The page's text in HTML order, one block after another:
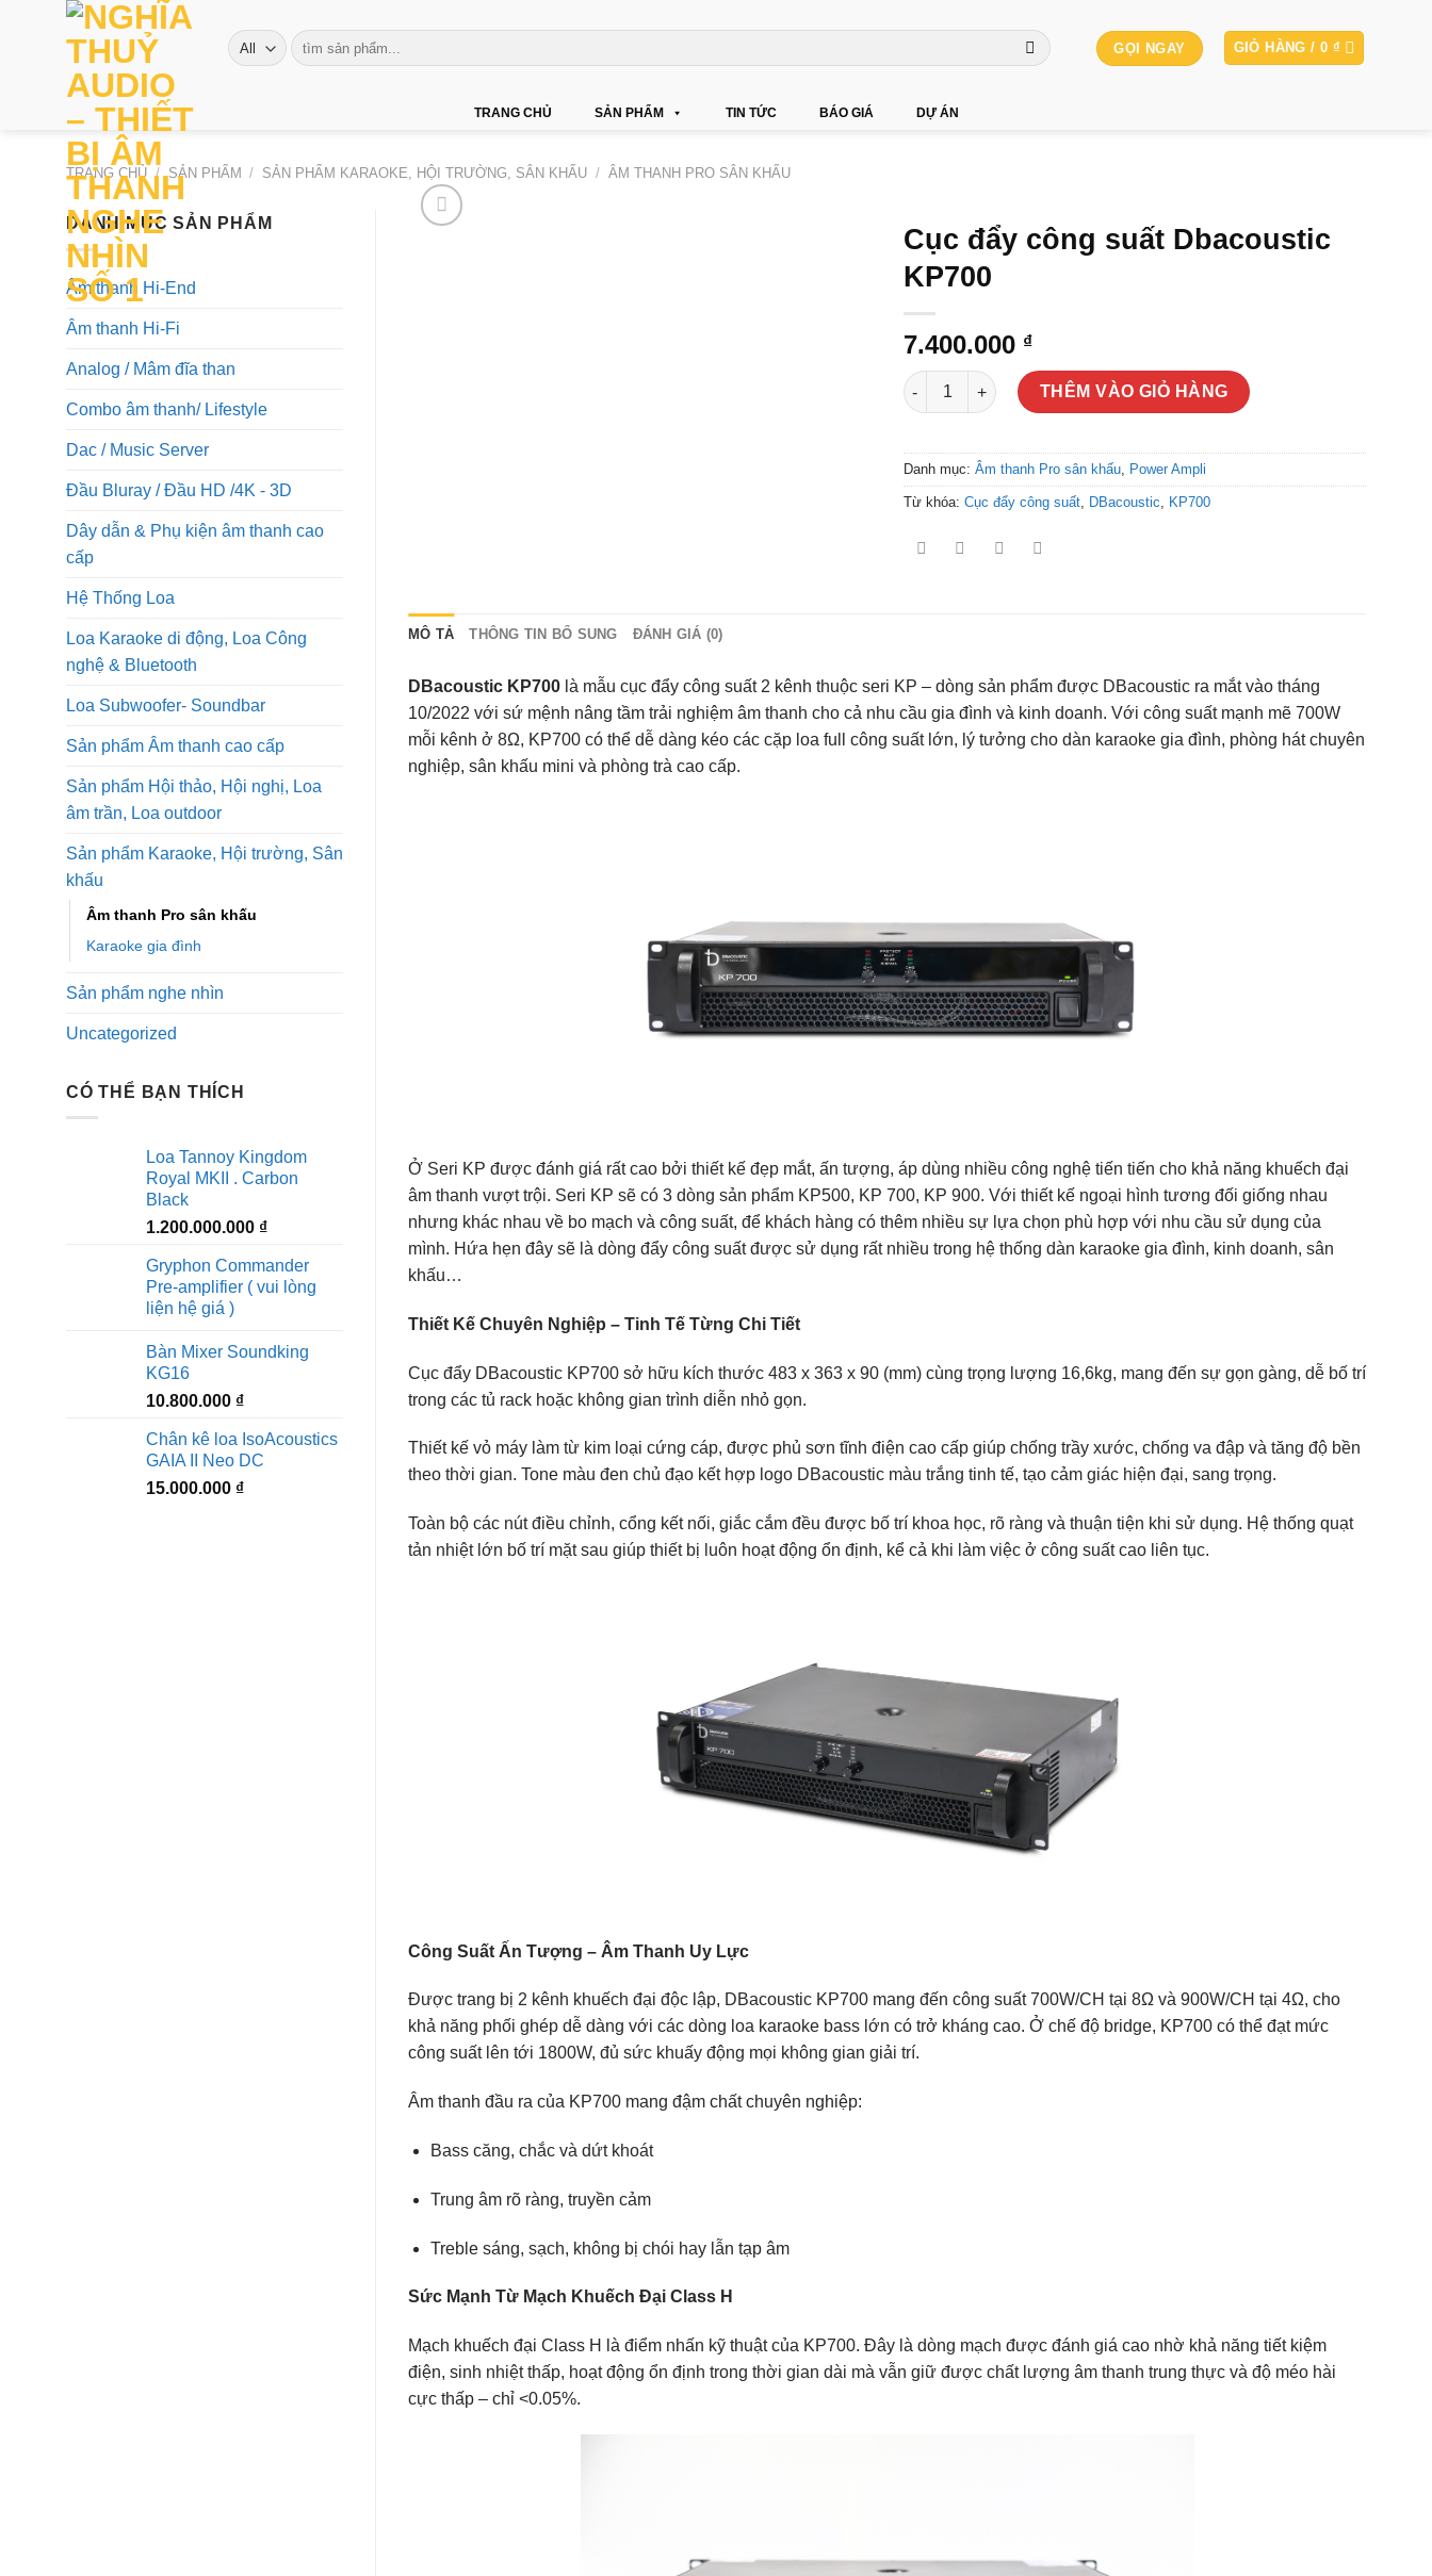
Tìm
kiếm:
GỌI NGAY GIỎ HÀNG / 0 ₫
TRANG CHỦ SẢN PHẨM TIN TỨC BÁO GIÁ DỰ ÁN
TRANG CHỦ / SẢN PHẨM / SẢN PHẨM KARAOKE, HỘI TRƯỜNG, SÂN KHẤU / ÂM THANH PRO SÂN KHẤU
DANH MỤC SẢN PHẨM
Âm thanh Hi-End
Âm thanh Hi-Fi
Analog / Mâm đĩa than
Combo âm thanh/ Lifestyle
Dac / Music Server
Đầu Bluray / Đầu HD /4K - 3D
Dây dẫn & Phụ kiện âm thanh cao
cấp
Hệ Thống Loa
Loa Karaoke di động, Loa Công
nghệ & Bluetooth
Loa Subwoofer- Soundbar
Sản phẩm Âm thanh cao cấp
Sản phẩm Hội thảo, Hội nghị, Loa
âm trần, Loa outdoor
Sản phẩm Karaoke, Hội trường, Sân
khấu
Âm thanh Pro sân khấu
Karaoke gia đình
Sản phẩm nghe nhìn
Uncategorized
CÓ THỂ BẠN THÍCH
Loa Tannoy Kingdom
Royal MKII . Carbon
Black
1.200.000.000 ₫
Gryphon Commander
Pre-amplifier ( vui lòng
liện hệ giá )
Bàn Mixer Soundking
KG16
10.800.000 ₫
Chân kê loa IsoAcoustics
GAIA II Neo DC
15.000.000 ₫
Cục đẩy công suất Dbacoustic
KP700
7.400.000 ₫
Cục đẩy công suất Dbacoustic KP700 số lượng
THÊM VÀO GIỎ HÀNG
Danh mục: Âm thanh Pro sân khấu, Power Ampli
Từ khóa: Cục đẩy công suất, DBacoustic KP700
MÔ TẢ THÔNG TIN BỔ SUNG ĐÁNH GIÁ (0)
DBacoustic KP700 là mẫu cục đẩy công suất 2 kênh thuộc seri KP – dòng sản phẩm được DBacoustic ra mắt vào tháng
10/2022 với sứ mệnh nâng tầm trải nghiệm âm thanh cho cả nhu cầu gia đình và kinh doanh. Với công suất mạnh mẽ 700W
mỗi kênh ở 8Ω, KP700 có thể dễ dàng kéo các cặp loa full công suất lớn, lý tưởng cho dàn karaoke gia đình, phòng hát chuyên
nghiệp, sân khấu mini và phòng trà cao cấp.
Ở Seri KP được đánh giá rất cao bởi thiết kế đẹp mắt, ấn tượng, áp dùng nhiều công nghệ tiến tiến cho khả năng khuếch đại
âm thanh vượt trội. Seri KP sẽ có 3 dòng sản phẩm KP500, KP 700, KP 900. Với thiết kế ngoại hình tương đối giống nhau
nhưng khác nhau về bo mạch và công suất, để khách hàng có thêm nhiều sự lựa chọn phù hợp với nhu cầu sử dụng của
mình. Hứa hẹn đây sẽ là dòng đẩy công suất được sử dụng rất nhiều trong hệ thống dàn karaoke gia đình, kinh doanh, sân
khấu…
Thiết Kế Chuyên Nghiệp – Tinh Tế Từng Chi Tiết
Cục đẩy DBacoustic KP700 sở hữu kích thước 483 x 363 x 90 (mm) cùng trọng lượng 16,6kg, mang đến sự gọn gàng, dễ bố trí
trong các tủ rack hoặc không gian trình diễn nhỏ gọn.
Thiết kế vỏ máy làm từ kim loại cứng cáp, được phủ sơn tĩnh điện cao cấp giúp chống trầy xước, chống va đập và tăng độ bền
theo thời gian. Tone màu đen chủ đạo kết hợp logo DBacoustic màu trắng tinh tế, tạo cảm giác hiện đại, sang trọng.
Toàn bộ các nút điều chỉnh, cổng kết nối, giắc cắm đều được bố trí khoa học, rõ ràng và thuận tiện khi sử dụng. Hệ thống quạt
tản nhiệt lớn bố trí mặt sau giúp thiết bị luôn hoạt động ổn định, kể cả khi làm việc ở công suất cao liên tục.
Công Suất Ấn Tượng – Âm Thanh Uy Lực
Được trang bị 2 kênh khuếch đại độc lập, DBacoustic KP700 mang đến công suất 700W/CH tại 8Ω và 900W/CH tại 4Ω, cho
khả năng phối ghép dễ dàng với các dòng loa karaoke bass lớn có trở kháng cao. Ở chế độ bridge, KP700 có thể đạt mức
công suất lên tới 1800W, đủ sức khuấy động mọi không gian giải trí.
Âm thanh đầu ra của KP700 mang đậm chất chuyên nghiệp:
Bass căng, chắc và dứt khoát
Trung âm rõ ràng, truyền cảm
Treble sáng, sạch, không bị chói hay lẫn tạp âm
Sức Mạnh Từ Mạch Khuếch Đại Class H
Mạch khuếch đại Class H là điểm nhấn kỹ thuật của KP700. Đây là dòng mạch được đánh giá cao nhờ khả năng tiết kiệm
điện, sinh nhiệt thấp, hoạt động ổn định trong thời gian dài mà vẫn giữ được chất lượng âm thanh trung thực và độ méo hài
cực thấp – chỉ <0.05%.